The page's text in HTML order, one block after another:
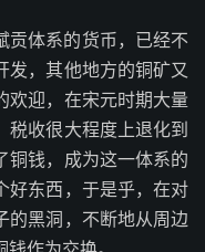
贡体系的货币，已经不
发，其他地方的铜矿又
欢迎，在宋元时期大量
税收很大程度上退化到
铜钱，成为这一体系的
好东西，于是乎，在对
的黑洞，不断地从周边